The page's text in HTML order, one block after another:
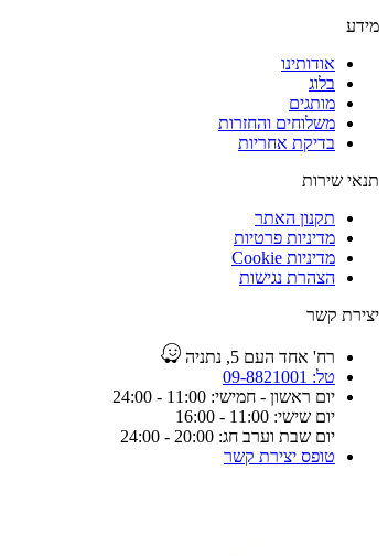
מידע
אודותינו
בלוג
מותגים
משלוחים והחזרות
בדיקת אחריות
תנאי שירות
תקנון האתר
מדיניות פרטיות
מדיניות Cookie
הצהרת נגישות
יצירת קשר
רח' אחד העם 5, נתניה
טל: 09-8821001
יום ראשון - חמישי: 11:00 - 24:00
יום שישי: 11:00 - 16:00
יום שבת וערב חג: 20:00 - 24:00
טופס יצירת קשר